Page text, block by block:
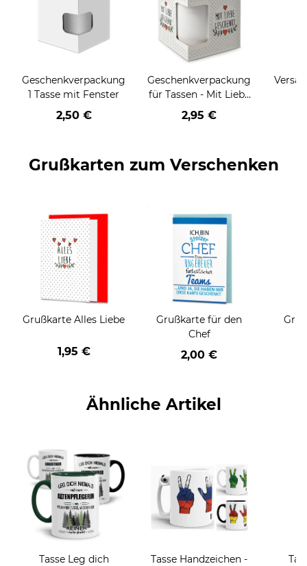
Geschenkverpackung
1 Tasse mit Fenster
2,50 €
Geschenkverpackung
für Tassen - Mit Liebe
geschenkt
2,95 €
Grußkarten zum Verschenken
Grußkarte Alles Liebe
1,95 €
Grußkarte für den
Chef
2,00 €
Ähnliche Artikel
Tasse Leg dich
Tasse Handzeichen -